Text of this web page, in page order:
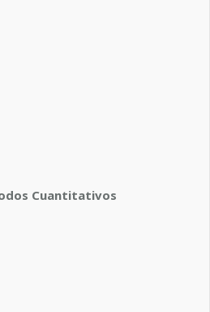
Cuantitativos